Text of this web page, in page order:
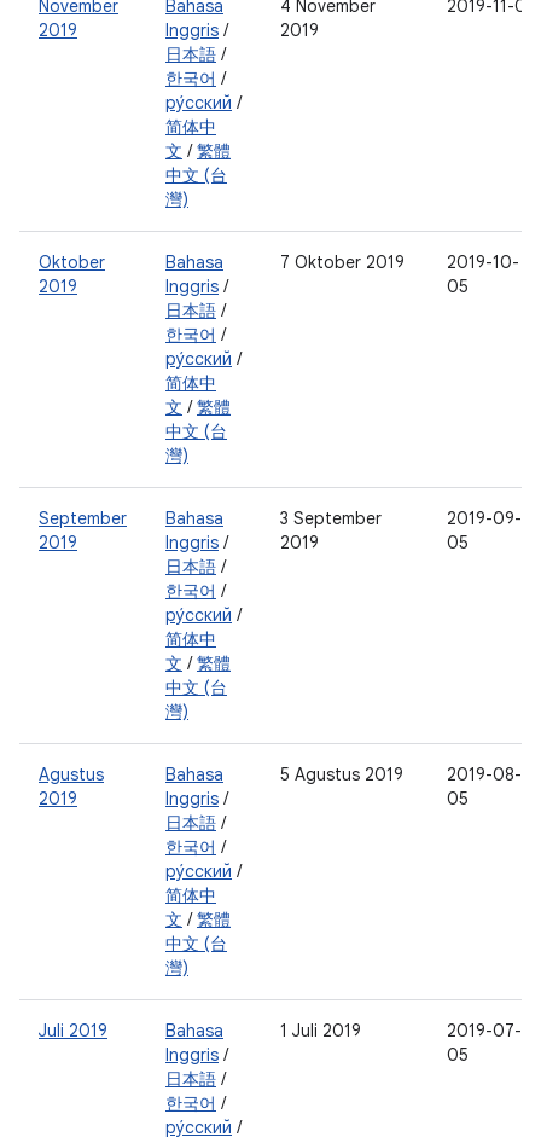
November
2019
Bahasa
Inggris /
日本語 /
한국어 /
ру́сский /
简体中
文 /繁體
中文 (台
灣)
4 November
2019
2019-11-05
Oktober
2019
Bahasa
Inggris /
日本語 /
한국어 /
ру́сский /
简体中
文 /繁體
中文 (台
灣)
7 Oktober 2019
2019-10-
05
September
2019
Bahasa
Inggris /
日本語 /
한국어 /
ру́сский /
简体中
文 /繁體
中文 (台
灣)
3 September
2019
2019-09-
05
Agustus
2019
Bahasa
Inggris /
日本語 /
한국어 /
ру́сский /
简体中
文 /繁體
中文 (台
灣)
5 Agustus 2019
2019-08-
05
Juli 2019
Bahasa
Inggris /
日本語 /
한국어 /
ру́сский /
1 Juli 2019
2019-07-
05